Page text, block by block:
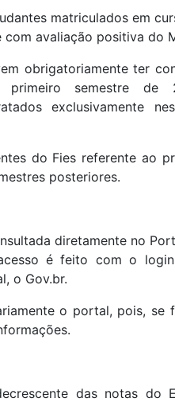
matriculados em
avaliação positiva do
obrigatoriamente ter
primeiro semestre de
exclusivamente
do Fies referente ao
posteriores.
diretamente no
é feito com o
o Gov.br.
o portal, pois, se
das notas do